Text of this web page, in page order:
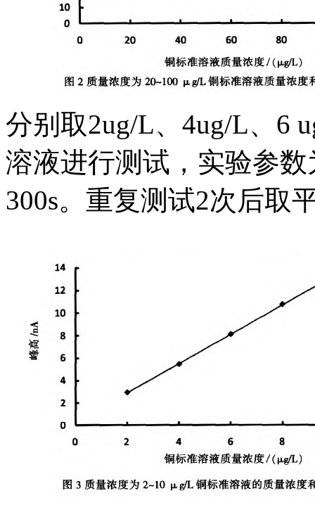
分别取2ug/L、4ug/L、6
溶液进行测试，实验参
300s。重复测试2次后取